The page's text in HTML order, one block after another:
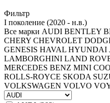
Фильтр
I поколение (2020 - н.в.)
Все марки AUDI BENTLEY
CHERY CHEVROLET
GENESIS HAVAL HYUNDAI
LAMBORGHINI LAND
MERCEDES BENZ MINI
ROLLS-ROYCE SKODA
VOLKSWAGEN VOLVO